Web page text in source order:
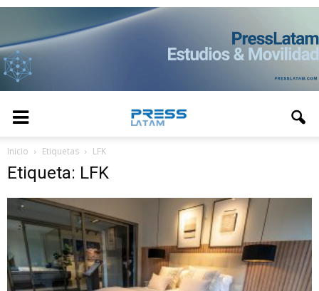
Inicio Etiquetas LFK
Etiqueta: LFK